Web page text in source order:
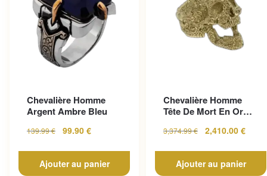
Chevalière Homme
Argent Ambre Bleu
139.99€ 99.90 €
Ajouter au panier
Chevalière Homme
Tête De Mort En Or
Gothique...
3,374.99€ 2,410.00 €
Ajouter au panier